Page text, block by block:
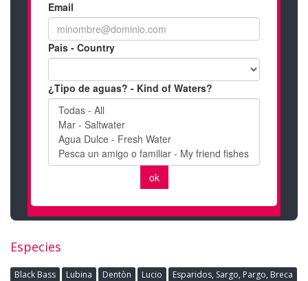
Especies
Black Bass Lubina Dentòn Lucio
Esparidos, Sargo, Pargo, Breca